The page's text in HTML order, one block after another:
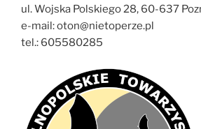
ul. Wojska Polskiego 28, 60-637
e-mail: oton@nietoperze.pl
tel.: 605580285